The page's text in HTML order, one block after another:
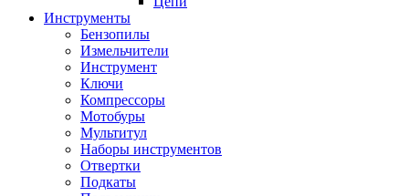
Инструменты
Бензопилы
Измельчители
Инструмент
Ключи
Компрессоры
Мотобуры
Мультитул
Наборы инструментов
Отвертки
Подкаты